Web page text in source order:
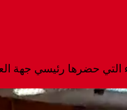
حضرها رئيسي جهة